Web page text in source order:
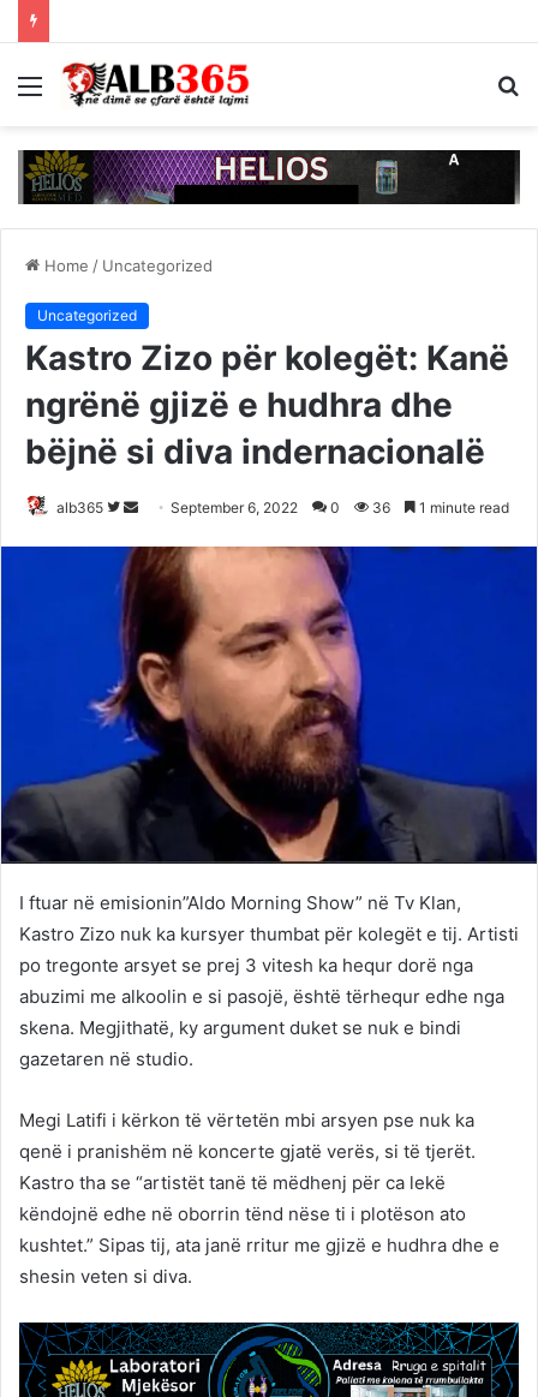
Menu
Home / Uncategorized
Uncategorized
Kastro Zizo për kolegët: Kanë
ngrënë gjizë e hudhra dhe
bëjnë si diva indernacionalë
alb365
Follow
Twitter
Send
email
September 6, 2022 0 36 1 minute read
I ftuar në emisionin”Aldo Morning Show” në Tv Klan,
Kastro Zizo nuk ka kursyer thumbat për kolegët e tij. Artisti
po tregonte arsyet se prej 3 vitesh ka hequr dorë nga
abuzimi me alkoolin e si pasojë, është tërhequr edhe nga
skena. Megjithatë, ky argument duket se nuk e bindi
gazetaren në studio.
Megi Latifi i kërkon të vërtetën mbi arsyen pse nuk ka
qenë i pranishëm në koncerte gjatë verës, si të tjerët.
Kastro tha se “artistët tanë të mëdhenj për ca lekë
këndojnë edhe në oborrin tënd nëse ti i plotëson ato
kushtet.” Sipas tij, ata janë rritur me gjizë e hudhra dhe e
shesin veten si diva.